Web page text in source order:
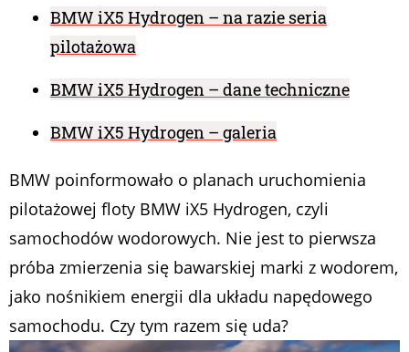
BMW iX5 Hydrogen – na razie seria
pilotażowa
BMW iX5 Hydrogen – dane techniczne
BMW iX5 Hydrogen – galeria
BMW poinformowało o planach uruchomienia
pilotażowej floty BMW iX5 Hydrogen, czyli
samochodów wodorowych. Nie jest to pierwsza
próba zmierzenia się bawarskiej marki z wodorem,
jako nośnikiem energii dla układu napędowego
samochodu. Czy tym razem się uda?